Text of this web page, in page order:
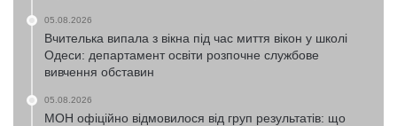
05.08.2026
Вчителька випала з вікна під час миття вікон у школі
Одеси: департамент освіти розпочне службове
вивчення обставин
05.08.2026
МОН офіційно відмовилося від груп результатів: що